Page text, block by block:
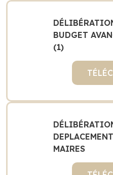
BUDGET
(1)
MAIRES